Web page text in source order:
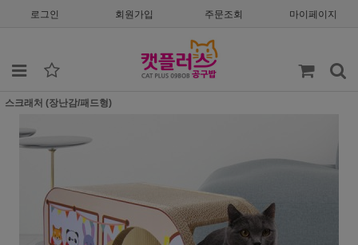
로그인 회원가입 주문조회 마이페이지
스크래처 (장난감/패드형)